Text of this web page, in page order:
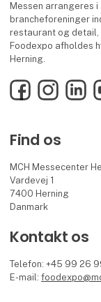
Messen arrangeres
brancheforeninger
restaurant og
Foodexpo afholdes
Herning.
FacebookInstagramLinkedIn
Find os
MCH Messecenter
Vardevej 1
7400 Herning
Danmark
Kontakt os
Telefon: +45 99 26
E-mail: